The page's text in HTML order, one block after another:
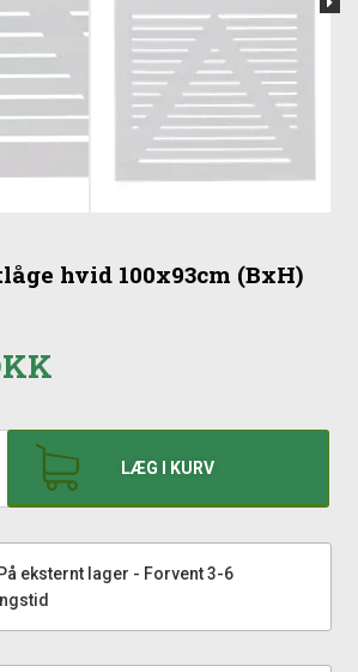
hvid 100x93cm (BxH)
LÆG I KURV
På eksternt lager - Forvent 3-6